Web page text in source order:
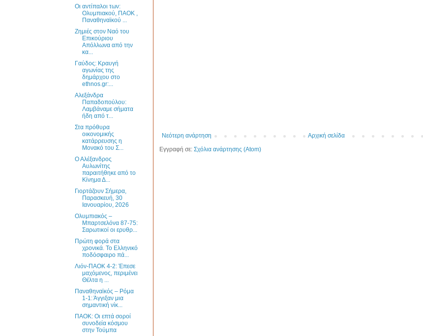
Νεότερη ανάρτηση
Αρχική σελίδα
Εγγραφή σε: Σχόλια ανάρτησης (Atom)
Οι αντίπαλοι των:
Ολυμπιακού, ΠΑΟΚ ,
Παναθηναϊκού ...
Ζημιές στον Ναό του
Επικούριου
Απόλλωνα από την
κα...
Γαύδος: Κραυγή
αγωνίας της
δημάρχου στο
ethnos.gr:...
Αλεξάνδρα
Παπαδοπούλου:
Λαμβάναμε σήματα
ήδη από τ...
Στα πρόθυρα
οικονομικής
κατάρρευσης η
Μονακό του Σ...
Ο Αλέξανδρος
Αυλωνίτης
παραιτήθηκε από το
Κίνημα Δ...
Γιορτάζουν Σήμερα,
Παρασκευή, 30
Ιανουαρίου, 2026
Ολυμπιακός –
Μπαρτσελόνα 87-75:
Σαρωτικοί οι ερυθρ...
Πρώτη φορά στα
χρονικά. Το Ελληνικό
ποδόσφαιρο πά...
Λιόν-ΠΑΟΚ 4-2: Έπεσε
μαχόμενος, περιμένει
Θέλτα η ...
Παναθηναϊκός – Ρόμα
1-1: Άγγιξαν μια
σημαντική νίκ...
ΠΑΟΚ: Οι επτά σοροί
συνοδεία κόσμου
στην Τούμπα